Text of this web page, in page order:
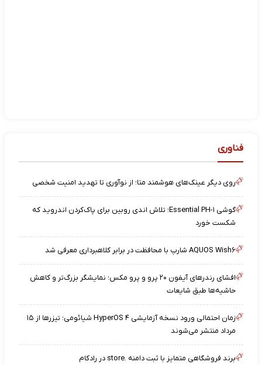
فناوری
روی دیگر عینک‌های هوشمند متا؛ از نوآوری تا تهدید امنیت شخصی
گوشی Essential PH-۱؛ تلاش اندی روبین برای پاک‌کردن اندروید که
شکست خورد
AQUOS Wish۶ شارپ با محافظت در برابر کلاهبرداری معرفی شد
افشای رندرهای آیفون ۲۰ پرو و پرو مکس؛ نمایشگر بزرگ‌تر و کاهش
حاشیه‌ها طبق شایعات
زمان احتمالی ورود نسخه آزمایشی HyperOS ۴ شیائومی؛ تیزرها از ۱۵
مرداد منتشر می‌شوند
برند فروشگاهی متمایز با ثبت دامنه .store در رادکام